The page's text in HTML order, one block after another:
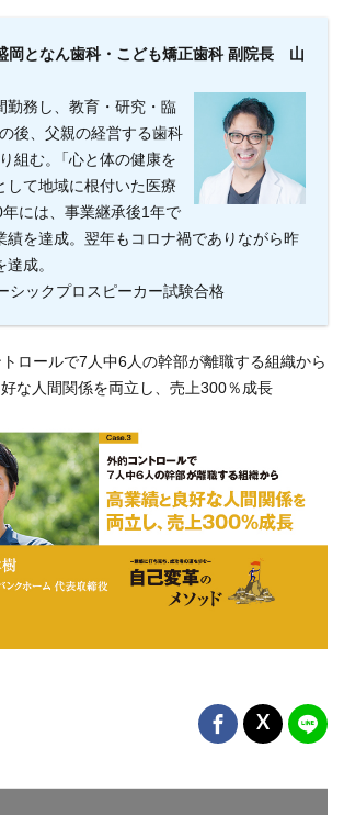
岡となん歯科・こども矯正歯科 副院長 山
勤務し、教育・研究・臨
後、父親の経営する歯科
組む。「心と体の健康を
して地域に根付いた医療
には、事業継承後1年で
績を達成。翌年もコロナ禍でありながら昨
成。
シックプロスピーカー試験合格
ロールで7人中6人の幹部が離職する組織から
な人間関係を両立し、売上300％成長